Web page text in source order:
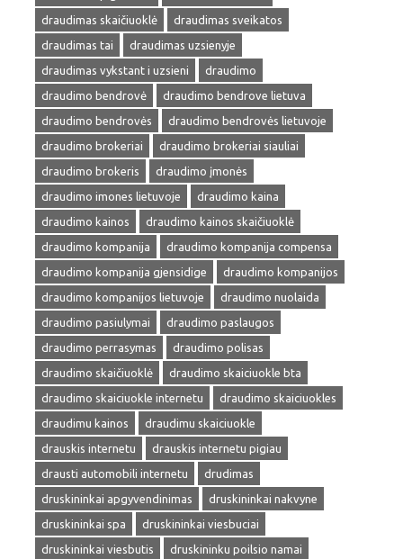
draudimas skaičiuoklė
draudimas sveikatos
draudimas tai
draudimas uzsienyje
draudimas vykstant i uzsieni
draudimo
draudimo bendrovė
draudimo bendrove lietuva
draudimo bendrovės
draudimo bendrovės lietuvoje
draudimo brokeriai
draudimo brokeriai siauliai
draudimo brokeris
draudimo įmonės
draudimo imones lietuvoje
draudimo kaina
draudimo kainos
draudimo kainos skaičiuoklė
draudimo kompanija
draudimo kompanija compensa
draudimo kompanija gjensidige
draudimo kompanijos
draudimo kompanijos lietuvoje
draudimo nuolaida
draudimo pasiulymai
draudimo paslaugos
draudimo perrasymas
draudimo polisas
draudimo skaičiuoklė
draudimo skaiciuokle bta
draudimo skaiciuokle internetu
draudimo skaiciuokles
draudimu kainos
draudimu skaiciuokle
drauskis internetu
drauskis internetu pigiau
drausti automobili internetu
drudimas
druskininkai apgyvendinimas
druskininkai nakvyne
druskininkai spa
druskininkai viesbuciai
druskininkai viesbutis
druskininku poilsio namai